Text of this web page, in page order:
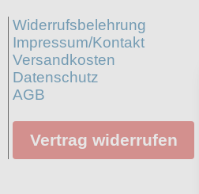
Widerrufsbelehrung
Impressum/Kontakt
Versandkosten
Datenschutz
AGB
Vertrag widerrufen